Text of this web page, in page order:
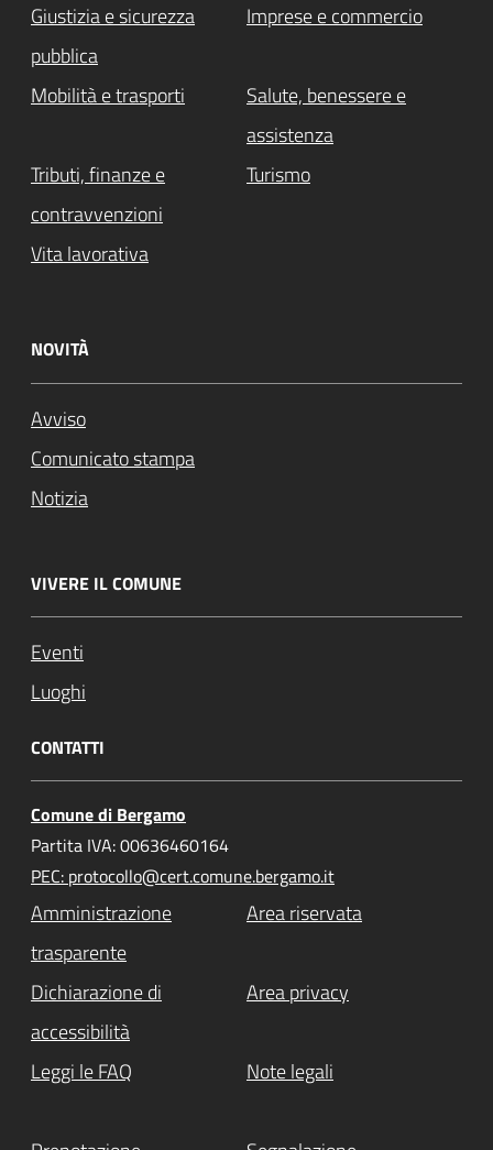
Giustizia e sicurezza
pubblica
Imprese e commercio
Mobilità e trasporti
Salute, benessere e
assistenza
Tributi, finanze e
contravvenzioni
Turismo
Vita lavorativa
NOVITÀ
Avviso
Comunicato stampa
Notizia
VIVERE IL COMUNE
Eventi
Luoghi
CONTATTI
Comune di Bergamo
Partita IVA: 00636460164
PEC: protocollo@cert.comune.bergamo.it
Amministrazione
trasparente
Area riservata
Dichiarazione di
accessibilità
Area privacy
Leggi le FAQ Note legali